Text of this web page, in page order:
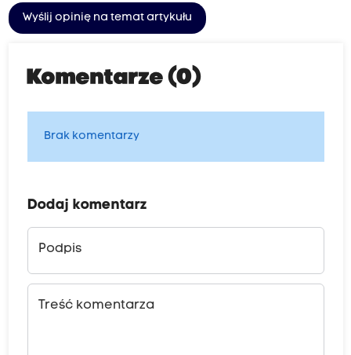
Wyślij opinię na temat artykułu
Komentarze (0)
Brak komentarzy
Dodaj komentarz
Podpis
Treść komentarza